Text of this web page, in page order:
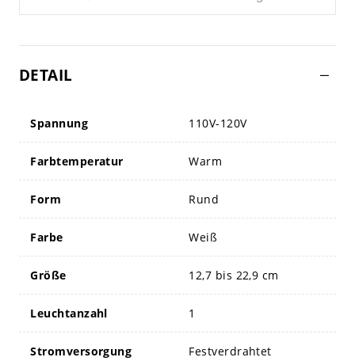
DETAIL
Spannung 110V-120V
Farbtemperatur Warm
Form Rund
Farbe Weiß
Größe 12,7 bis 22,9 cm
Leuchtanzahl 1
Stromversorgung Festverdrahtet